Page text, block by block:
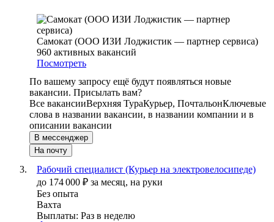
Самокат (ООО ИЗИ Лоджистик — партнер сервиса)
960 активных вакансий
Посмотреть
По вашему запросу ещё будут появляться новые
вакансии. Присылать вам?
Все вакансииВерхняя ТураКурьер, ПочтальонКлючевые
слова в названии вакансии, в названии компании и в
описании вакансии
В мессенджер
На почту
Рабочий специалист (Курьер на электровелосипеде)
до 174 000 ₽ за месяц, на руки
Без опыта
Вахта
Выплаты: Раз в неделю